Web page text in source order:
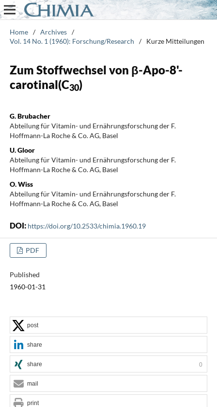
Home / Archives /
Vol. 14 No. 1 (1960): Forschung/Research
/ Kurze Mitteilungen
Zum Stoffwechsel von β-Apo-8'-
carotinal(C30)
G. Brubacher
Abteilung für Vitamin- und Ernährungsforschung der F.
Hoffmann-La Roche & Co. AG, Basel
U. Gloor
Abteilung für Vitamin- und Ernährungsforschung der F.
Hoffmann-La Roche & Co. AG, Basel
O. Wiss
Abteilung für Vitamin- und Ernährungsforschung der F.
Hoffmann-La Roche & Co. AG, Basel
DOI: https://doi.org/10.2533/chimia.1960.19
PDF
Published
1960-01-31
post
share
share 0
mail
print